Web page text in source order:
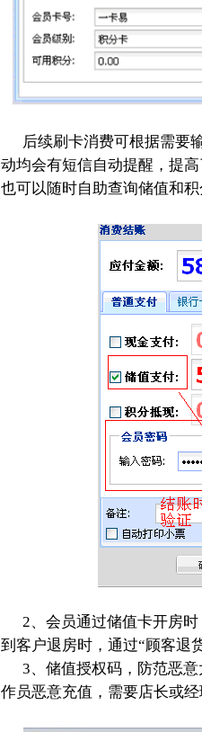
后续刷卡消费可根据需要
动均会有短信自动提醒，提
也可以随时自助查询储值和
2、会员通过储值卡开房
到客户退房时，通过“顾客退
3、储值授权码，防范恶
作员恶意充值，需要店长或